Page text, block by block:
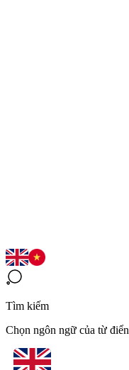
Tìm kiếm
Chọn ngôn ngữ của từ điển